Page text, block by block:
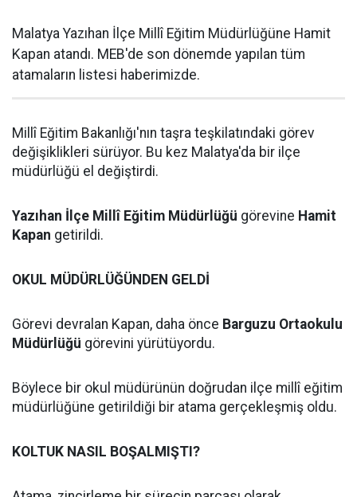
Malatya Yazıhan İlçe Millî Eğitim Müdürlüğüne Hamit
Kapan atandı. MEB'de son dönemde yapılan tüm
atamaların listesi haberimizde.
Millî Eğitim Bakanlığı'nın taşra teşkilatındaki görev
değişiklikleri sürüyor. Bu kez Malatya'da bir ilçe
müdürlüğü el değiştirdi.
Yazıhan İlçe Millî Eğitim Müdürlüğü görevine Hamit
Kapan getirildi.
OKUL MÜDÜRLÜĞÜNDEN GELDİ
Görevi devralan Kapan, daha önce Barguzu Ortaokulu
Müdürlüğü görevini yürütüyordu.
Böylece bir okul müdürünün doğrudan ilçe millî eğitim
müdürlüğüne getirildiği bir atama gerçekleşmiş oldu.
KOLTUK NASIL BOŞALMIŞTI?